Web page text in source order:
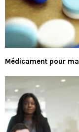
Médicament pour